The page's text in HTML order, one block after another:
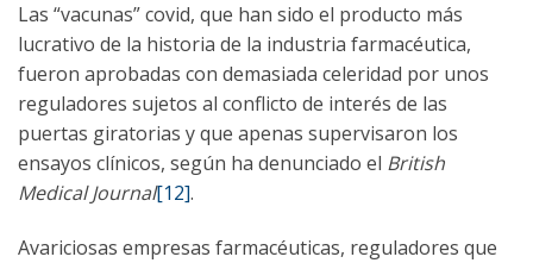
Las “vacunas” covid, que han sido el producto más
lucrativo de la historia de la industria farmacéutica,
fueron aprobadas con demasiada celeridad por unos
reguladores sujetos al conflicto de interés de las
puertas giratorias y que apenas supervisaron los
ensayos clínicos, según ha denunciado el British
Medical Journal[12].
Avariciosas empresas farmacéuticas, reguladores que